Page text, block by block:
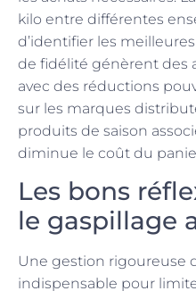
kilo entre différentes
d’identifier les
de fidélité génèrent des
avec des réductions
sur les marques
produits de saison
diminue le coût du
Les bons
le gaspillage
Une gestion rigoureuse
indispensable pour